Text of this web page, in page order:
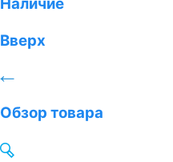
Вверх
Обзор товара